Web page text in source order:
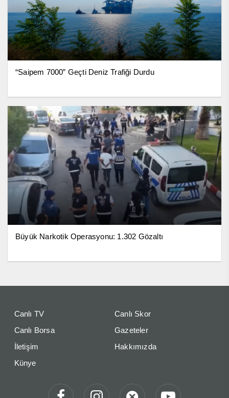
“Saipem 7000” Geçti Deniz Trafiği Durdu
Büyük Narkotik Operasyonu: 1.302 Gözaltı
Canlı TV
Canlı Skor
Canlı Borsa
Gazeteler
İletişim
Hakkımızda
Künye